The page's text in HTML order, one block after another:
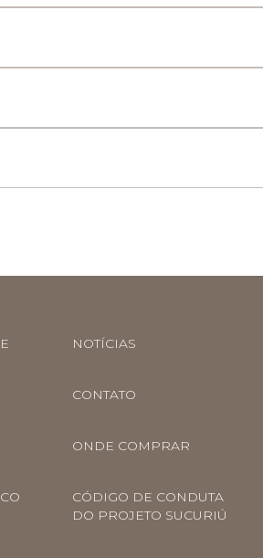
NOTÍCIAS
CONTATO
ONDE COMPRAR
CÓDIGO DE CONDUTA
DO PROJETO SUCURIÚ